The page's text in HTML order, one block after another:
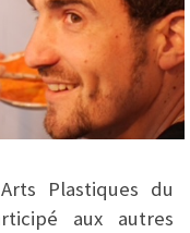
Plastiques du
aux autres